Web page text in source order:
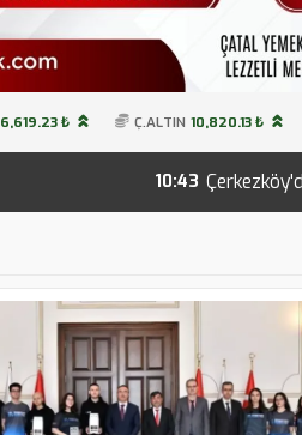
6,619.23 ₺ Ç.ALTIN 10,820.13 ₺
Çerkezköy'de Feci Motosiklet